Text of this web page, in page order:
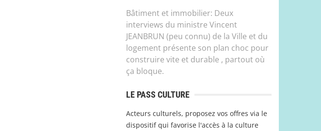
Bâtiment et immobilier: Deux
interviews du ministre Vincent
JEANBRUN (peu connu) de la Ville et du
logement présente son plan choc pour
construire vite et durable , partout où
ça bloque.
LE PASS CULTURE
Acteurs culturels, proposez vos offres via le
dispositif qui favorise l'accès à la culture